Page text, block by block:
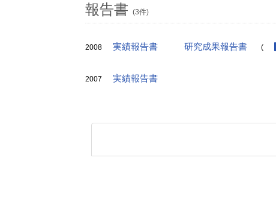
報告書 (3件)
2008 実績報告書 研究成果報告書 (
2007 実績報告書